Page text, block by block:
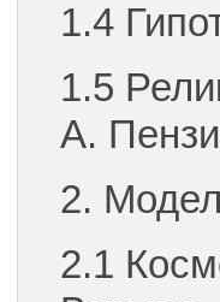
1.4
1.5
А.
2.
2.1